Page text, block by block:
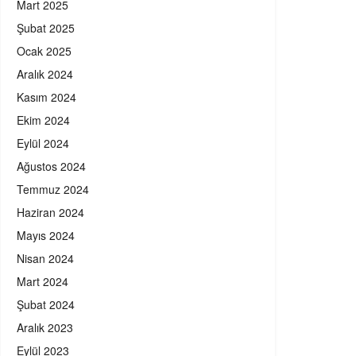
Mart 2025
Şubat 2025
Ocak 2025
Aralık 2024
Kasım 2024
Ekim 2024
Eylül 2024
Ağustos 2024
Temmuz 2024
Haziran 2024
Mayıs 2024
Nisan 2024
Mart 2024
Şubat 2024
Aralık 2023
Eylül 2023